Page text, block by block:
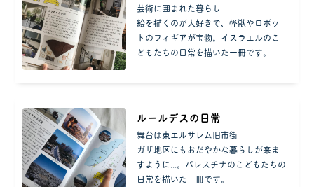
芸術に囲まれた暮らし
絵を描くのが大好きで、怪獣やロボッ
トのフィギアが宝物。イスラエルのこ
どもたちの日常を描いた一冊です。
ルールデスの日常
舞台は東エルサレム旧市街
ガザ地区にもおだやかな暮らしが来ま
すように...。パレスチナのこどもたちの
日常を描いた一冊です。